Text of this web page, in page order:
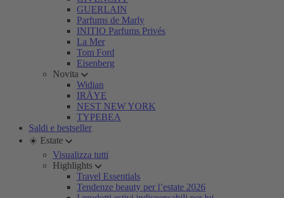
GUERLAIN
Parfums de Marly
INITIO Parfums Privés
La Mer
Tom Ford
Eisenberg
Novita
Widian
IRÄYE
NEST NEW YORK
TYPEBEA
Saldi e bestseller
☀️ Estate
Visualizza tutti
Highlights
Travel Essentials
Tendenze beauty per l’estate 2026